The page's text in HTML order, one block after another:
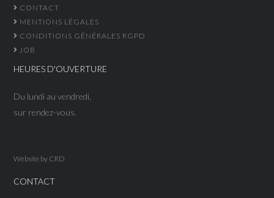
CONTACT
MENTIONS LÉGALES
CONDITIONS GÉNÉRALES RGPD
JOB
HEURES D'OUVERTURE
Du lundi au vendredi,
sur rendez-vous.
Website by CRD
CONTACT